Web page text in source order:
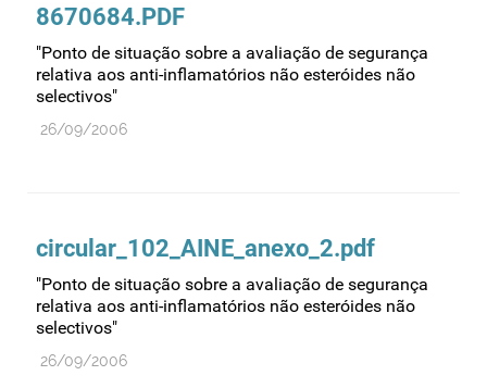
8670684.PDF
"Ponto de situação sobre a avaliação de segurança
relativa aos anti-inflamatórios não esteróides não
selectivos"
26/09/2006
circular_102_AINE_anexo_2.pdf
"Ponto de situação sobre a avaliação de segurança
relativa aos anti-inflamatórios não esteróides não
selectivos"
26/09/2006